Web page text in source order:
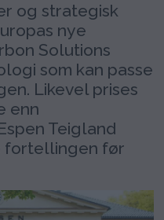
og strategisk
nye
Solutions
som kan passe
Likevel prises
enn
Teigland
fortellingen før